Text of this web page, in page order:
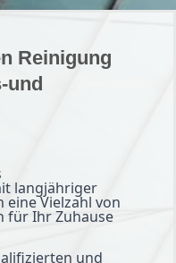
Reinigung
langjähriger
Vielzahl von
für Ihr Zuhause
und